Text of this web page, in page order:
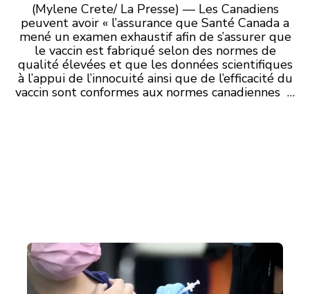
(Mylene Crete/ La Presse) — Les Canadiens
peuvent avoir « l’assurance que Santé Canada a
mené un examen exhaustif afin de s’assurer que
le vaccin est fabriqué selon des normes de
qualité élevées et que les données scientifiques
à l’appui de l’innocuité ainsi que de l’efficacité du
vaccin sont conformes aux normes canadiennes …